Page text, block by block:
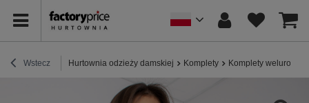
Wstecz Hurtownia odzieży damskiej Komplety Komplety welurowe